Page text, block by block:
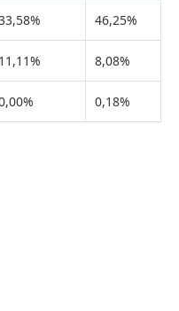
46,25%
11,11% 8,08%
0,18%